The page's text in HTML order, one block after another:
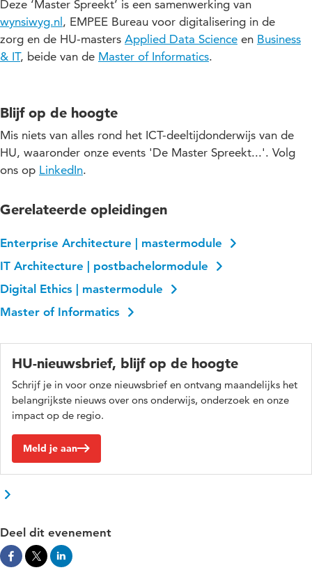
van Humanitas DMH (digitaliseringsportefeuille) en is ze lid
van de werkgroep ZaRA (Zorgaanbieder Referentie
Architectuur). Vanuit haar eigen bedrijf, Wynsiwyg (What-You-
doNot-See-Is-What-You-Get), verheldert zij de onderstroom
Eemhart (een fusie van Amerpoort en Sherpa) en Vereen
(verzorgingshuis- en verpleeghuiszorg, thuiszorg en
dagvoorziening).
Michel heeft een achtergrond in Bedrijfswetenschappen,
datagedreven innovaties binnen de digitale transformatie van
organisaties.
Guido heeft een achtergrond in Informatiekunde en Business
Informatics (Universiteit Utrecht) en promoveerde aan de TU
Deze ‘Master Spreekt’ is een samenwerking van
wynsiwyg.nl, EMPEE Bureau voor digitalisering in de
zorg en de HU-masters Applied Data Science en Business
& IT, beide van de Master of Informatics.
Blijf op de hoogte
Mis niets van alles rond het ICT-deeltijdonderwijs van de
HU, waaronder onze events 'De Master Spreekt...'. Volg
ons op LinkedIn.
Gerelateerde opleidingen
Enterprise Architecture | mastermodule
IT Architecture | postbachelormodule
Digital Ethics | mastermodule
Master of Informatics
HU-nieuwsbrief, blijf op de hoogte
Schrijf je in voor onze nieuwsbrief en ontvang maandelijks het
belangrijkste nieuws over ons onderwijs, onderzoek en onze
impact op de regio.
Meld je aan
Deel dit evenement